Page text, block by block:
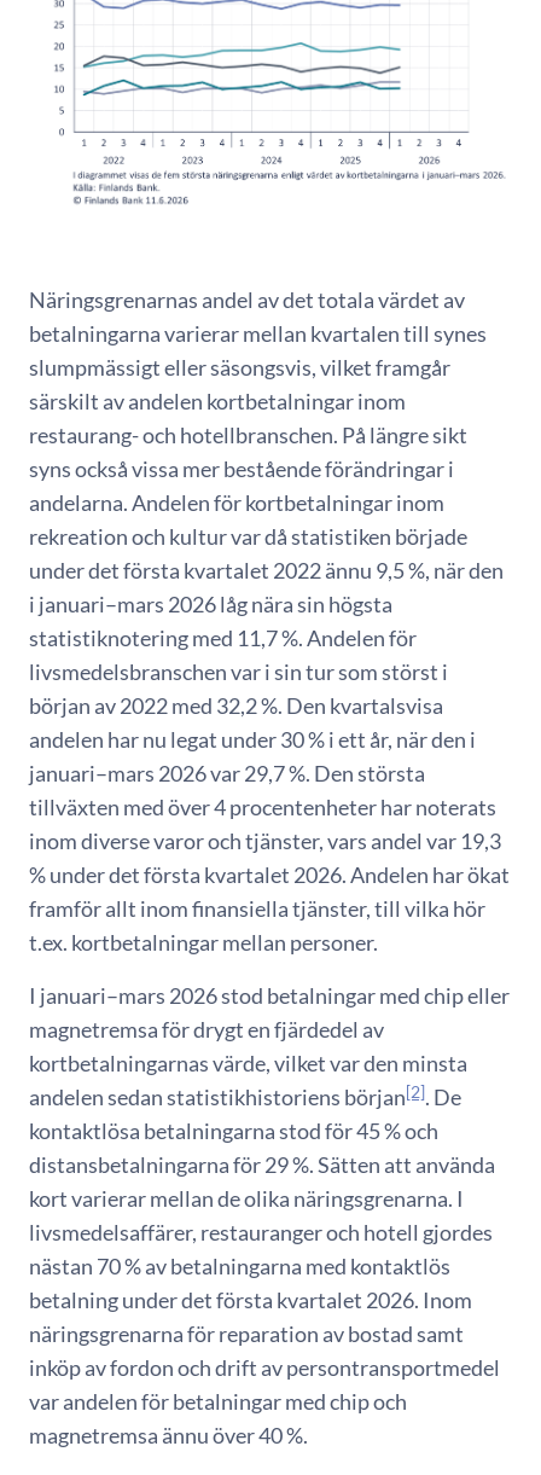
Näringsgrenarnas andel av det totala värdet av
betalningarna varierar mellan kvartalen till synes
slumpmässigt eller säsongsvis, vilket framgår
särskilt av andelen kortbetalningar inom
restaurang- och hotellbranschen. På längre sikt
syns också vissa mer bestående förändringar i
andelarna. Andelen för kortbetalningar inom
rekreation och kultur var då statistiken började
under det första kvartalet 2022 ännu 9,5 %, när den
i januari–mars 2026 låg nära sin högsta
statistiknotering med 11,7 %. Andelen för
livsmedelsbranschen var i sin tur som störst i
början av 2022 med 32,2 %. Den kvartalsvisa
andelen har nu legat under 30 % i ett år, när den i
januari–mars 2026 var 29,7 %. Den största
tillväxten med över 4 procentenheter har noterats
inom diverse varor och tjänster, vars andel var 19,3
% under det första kvartalet 2026. Andelen har ökat
framför allt inom finansiella tjänster, till vilka hör
t.ex. kortbetalningar mellan personer.
I januari–mars 2026 stod betalningar med chip eller
magnetremsa för drygt en fjärdedel av
kortbetalningarnas värde, vilket var den minsta
andelen sedan statistikhistoriens början[2]. De
kontaktlösa betalningarna stod för 45 % och
distansbetalningarna för 29 %. Sätten att använda
kort varierar mellan de olika näringsgrenarna. I
livsmedelsaffärer, restauranger och hotell gjordes
nästan 70 % av betalningarna med kontaktlös
betalning under det första kvartalet 2026. Inom
näringsgrenarna för reparation av bostad samt
inköp av fordon och drift av persontransportmedel
var andelen för betalningar med chip och
magnetremsa ännu över 40 %.